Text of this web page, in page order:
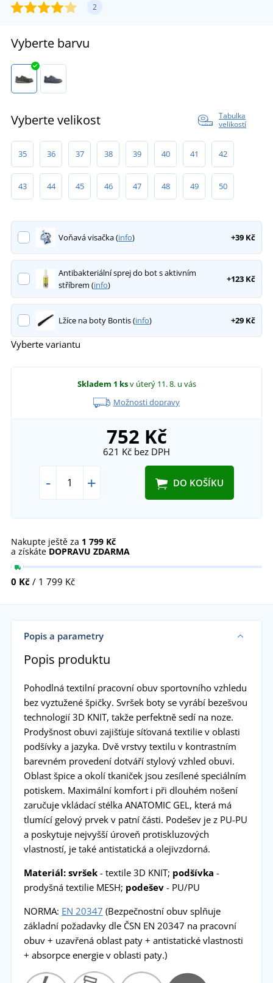
2
Vyberte barvu
Vyberte velikost
Tabulka
velikostí
35 36 37 38 39 40 41 42
43 44 45 46 47 48 49 50
Voňavá visačka (info) +39 Kč
Antibakteriální sprej do bot s aktivním
stříbrem (info)
+123 Kč
Lžíce na boty Bontis (info) +29 Kč
Vyberte variantu
Skladem 1 ksv úterý 11. 8. u vás
Možnosti dopravy
752 Kč
621 Kč bez DPH
- + DO KOŠÍKU
Nakupte ještě za 1 799 Kč
a získáte DOPRAVU ZDARMA
0 Kč / 1 799 Kč
Popis a parametry
Popis produktu
Pohodlná textilní pracovní obuv sportovního vzhledu
bez vyztužené špičky. Svršek boty se vyrábí bezešvou
technologií 3D KNIT, takže perfektně sedí na noze.
Prodyšnost obuvi zajišťuje síťovaná textilie v oblasti
podšívky a jazyka. Dvě vrstvy textilu v kontrastním
barevném provedení dotváří stylový vzhled obuvi.
Oblast špice a okolí tkaniček jsou zesílené speciálním
potiskem. Maximální komfort i při dlouhém nošení
zaručuje vkládací stélka ANATOMIC GEL, která má
tlumící gelový prvek v patní části. Podešev je z PU-PU
a poskytuje nejvyšší úroveň protiskluzových
vlastností, je také antistatická a olejivzdorná.
Materiál: svršek- textile 3D KNIT; podšívka -
prodyšná textilie MESH; podešev- PU/PU
NORMA: EN 20347 (Bezpečnostní obuv splňuje
základní požadavky dle ČSN EN 20347 na pracovní
obuv + uzavřená oblast paty + antistatické vlastnosti
+ absorpce energie v oblasti paty.)